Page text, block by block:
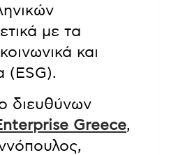
με τα
και
(ESG).
διευθύνων
Greece,